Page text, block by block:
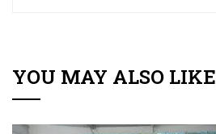
YOU MAY ALSO LIKE